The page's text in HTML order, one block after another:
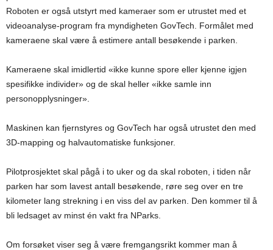
Roboten er også utstyrt med kameraer som er utrustet med et
videoanalyse-program fra myndigheten GovTech. Formålet med
kameraene skal være å estimere antall besøkende i parken.
Kameraene skal imidlertid «ikke kunne spore eller kjenne igjen
spesifikke individer» og de skal heller «ikke samle inn
personopplysninger».
Maskinen kan fjernstyres og GovTech har også utrustet den med
3D-mapping og halvautomatiske funksjoner.
Pilotprosjektet skal pågå i to uker og da skal roboten, i tiden når
parken har som lavest antall besøkende, røre seg over en tre
kilometer lang strekning i en viss del av parken. Den kommer til å
bli ledsaget av minst én vakt fra NParks.
Om forsøket viser seg å være fremgangsrikt kommer man å